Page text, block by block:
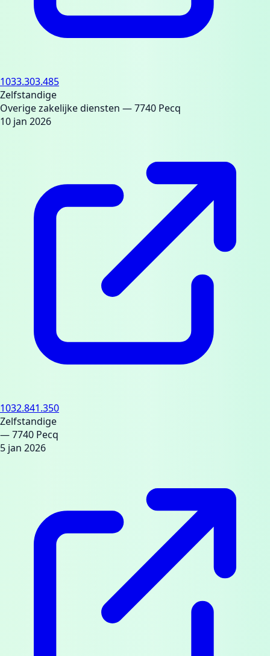
1033.303.485
Zelfstandige
Overige zakelijke diensten — 7740 Pecq
10 jan 2026
1032.841.350
Zelfstandige
— 7740 Pecq
5 jan 2026